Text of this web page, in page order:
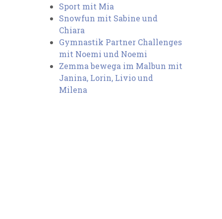
Sport mit Mia⁠
Snowfun mit Sabine und
Chiara⁠
Gymnastik Partner Challenges
mit Noemi und Noemi⁠
Zemma bewega im Malbun mit
Janina, Lorin, Livio und
Milena